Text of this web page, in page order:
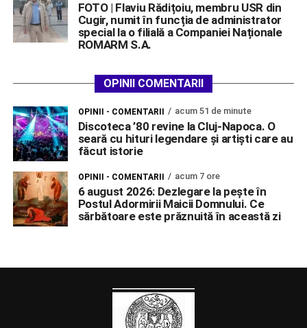
FOTO | Flaviu Rădițoiu, membru USR din
Cugir, numit în funcția de administrator
special la o filială a Companiei Naționale
ROMARM S.A.
OPINII COMENTARII
OPINII - COMENTARII acum 51 de minute
Discoteca ’80 revine la Cluj-Napoca. O
seară cu hituri legendare și artiști care au
făcut istorie
OPINII - COMENTARII acum 7 ore
6 august 2026: Dezlegare la pește în
Postul Adormirii Maicii Domnului. Ce
sărbătoare este prăznuită în această zi